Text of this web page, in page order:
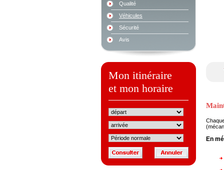
Qualité
Véhicules
Sécurité
Avis
Mon itinéraire
et mon horaire
Avis de vente aux enchères sous
plis fermés (2ème fois)
تعلم الشركة الجهوية لنقل لولاية نابل
العموم أنها تعزم التفويت بالبيع في منقولات
زال الإنتفاع بها بواسطة الظروف المغلقة،
قسطين (02) مفصلين بالجدول أسفله
والمتمثلة في إطارات مطاطية كبيرة الحجم
En